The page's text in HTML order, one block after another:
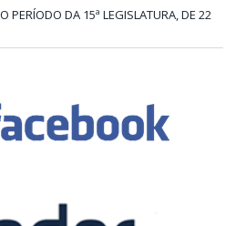
PERÍODO DA 15ª LEGISLATURA, DE 22